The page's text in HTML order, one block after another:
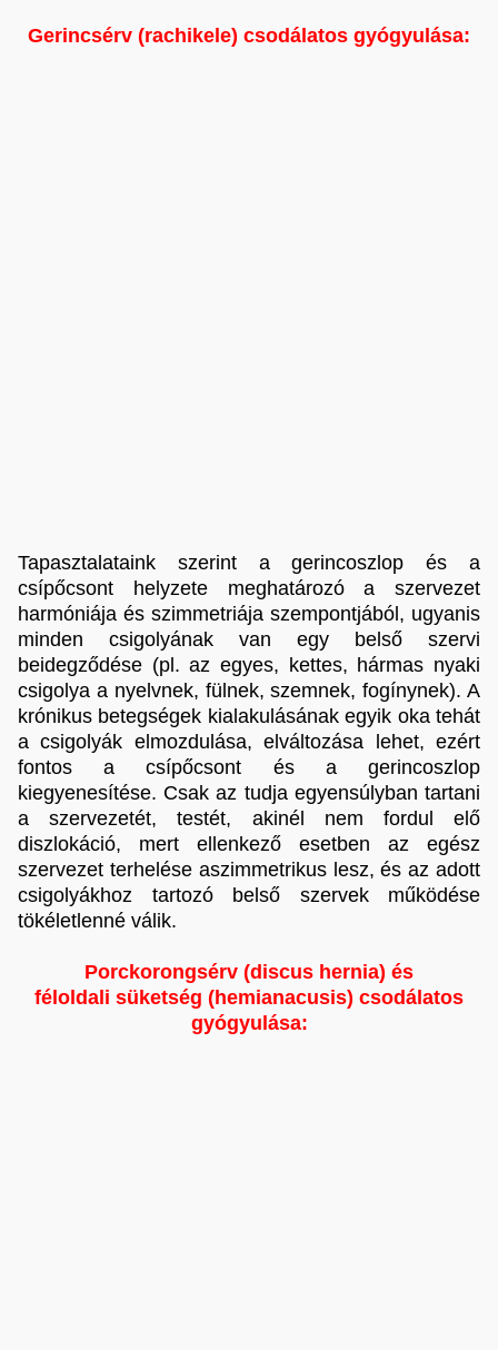
Gerincsérv (rachikele) csodálatos gyógyulása:
Tapasztalataink szerint a gerincoszlop és a
csípőcsont helyzete meghatározó a szervezet
harmóniája és szimmetriája szempontjából, ugyanis
minden csigolyának van egy belső szervi
beidegződése (pl. az egyes, kettes, hármas nyaki
csigolya a nyelvnek, fülnek, szemnek, fogínynek). A
krónikus betegségek kialakulásának egyik oka tehát
a csigolyák elmozdulása, elváltozása lehet, ezért
fontos a csípőcsont és a gerincoszlop
kiegyenesítése. Csak az tudja egyensúlyban tartani
a szervezetét, testét, akinél nem fordul elő
diszlokáció, mert ellenkező esetben az egész
szervezet terhelése aszimmetrikus lesz, és az adott
csigolyákhoz tartozó belső szervek működése
tökéletlenné válik.
Porckorongsérv (discus hernia) és
féloldali süketség (hemianacusis) csodálatos
gyógyulása: